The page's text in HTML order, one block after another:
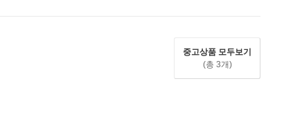
중고상품 모두보기
(총 3개)